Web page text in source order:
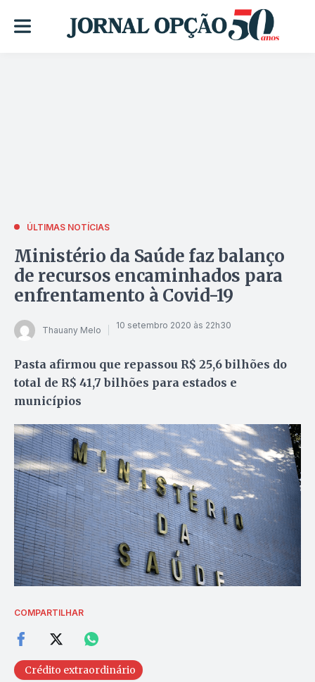
ÚLTIMAS NOTÍCIAS
Ministério da Saúde faz balanço
de recursos encaminhados para
enfrentamento à Covid-19
Thauany Melo 10 setembro 2020 às 22h30
Pasta afirmou que repassou R$ 25,6 bilhões do
total de R$ 41,7 bilhões para estados e
municípios
COMPARTILHAR
Crédito extraordinário